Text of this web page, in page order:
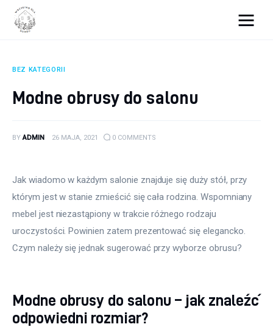
Porady budowlane
BEZ KATEGORII
Modne obrusy do salonu
BY ADMIN 26 MAJA, 2021 0 COMMENTS
Jak wiadomo w każdym salonie znajduje się duży stół, przy
którym jest w stanie zmieścić się cała rodzina. Wspomniany
mebel jest niezastąpiony w trakcie różnego rodzaju
uroczystości. Powinien zatem prezentować się elegancko.
Czym należy się jednak sugerować przy wyborze obrusu?
Modne obrusy do salonu – jak znaleźć
odpowiedni rozmiar?